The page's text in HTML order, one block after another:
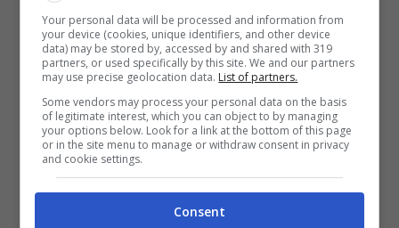
industriale presentato da Acqualatina ha
subito un rinvio a data a destinarsie i più
critici sono stati i sindaci e i delegati dei
comuni di centro destra – uno su tutti ilprimo
cittadino di Sezze Lidano Lucidi– sia quelli
(area Fratelli d’Italia e Lega) che hanno
votato il nuovo management dell’ente gestore
che quelli, vicini a Forza Italia, che
Your personal data will be processed and information from
your device (cookies, unique identifiers, and other device
data) may be stored by, accessed by and shared with 319
partners, or used specifically by this site. We and our partners
may use precise geolocation data. List of partners.
Some vendors may process your personal data on the basis
of legitimate interest, which you can object to by managing
your options below. Look for a link at the bottom of this page
or in the site menu to manage or withdraw consent in privacy
and cookie settings.
Consent